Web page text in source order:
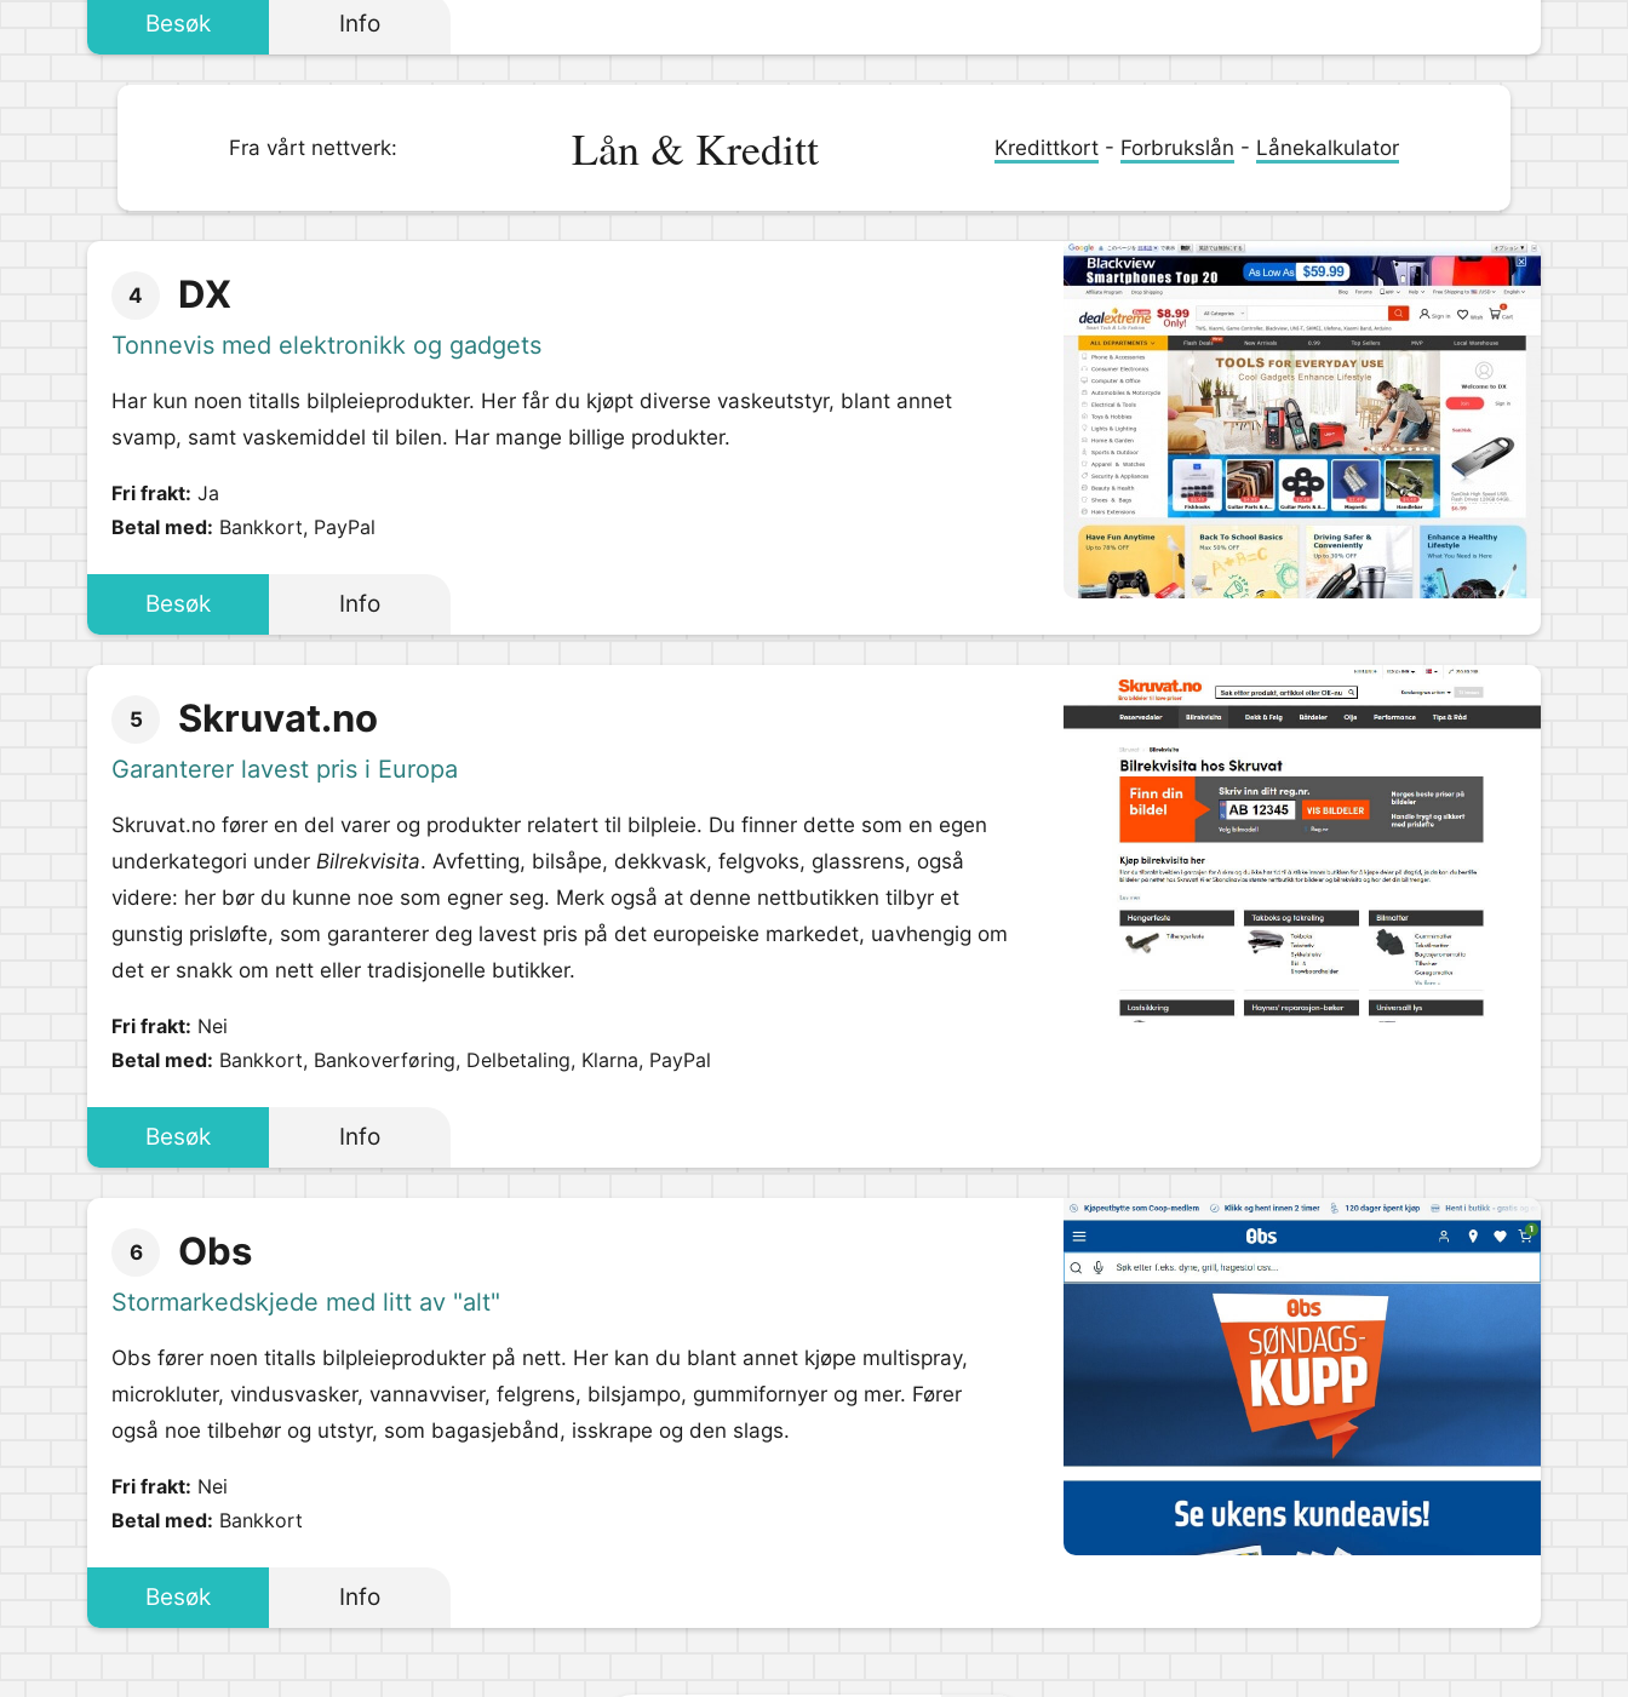
Besøk Info
Fra vårt nettverk: Lån & Kreditt Kredittkort- Forbrukslån - Lånekalkulator
4 DX
Tonnevis med elektronikk og gadgets
Har kun noen titalls bilpleieprodukter. Her får du kjøpt diverse vaskeutstyr, blant annet
svamp, samt vaskemiddel til bilen. Har mange billige produkter.
Fri frakt: Ja
Betal med: Bankkort, PayPal
Besøk Info
5 Skruvat.no
Garanterer lavest pris i Europa
Skruvat.no fører en del varer og produkter relatert til bilpleie. Du finner dette som en egen
underkategori under Bilrekvisita. Avfetting, bilsåpe, dekkvask, felgvoks, glassrens, også
videre: her bør du kunne noe som egner seg. Merk også at denne nettbutikken tilbyr et
gunstig prisløfte, som garanterer deg lavest pris på det europeiske markedet, uavhengig om
det er snakk om nett eller tradisjonelle butikker.
Fri frakt: Nei
Betal med: Bankkort, Bankoverføring, Delbetaling, Klarna, PayPal
Besøk Info
6 Obs
Stormarkedskjede med litt av "alt"
Obs fører noen titalls bilpleieprodukter på nett. Her kan du blant annet kjøpe multispray,
microkluter, vindusvasker, vannavviser, felgrens, bilsjampo, gummifornyer og mer. Fører
også noe tilbehør og utstyr, som bagasjebånd, isskrape og den slags.
Fri frakt: Nei
Betal med: Bankkort
Besøk Info